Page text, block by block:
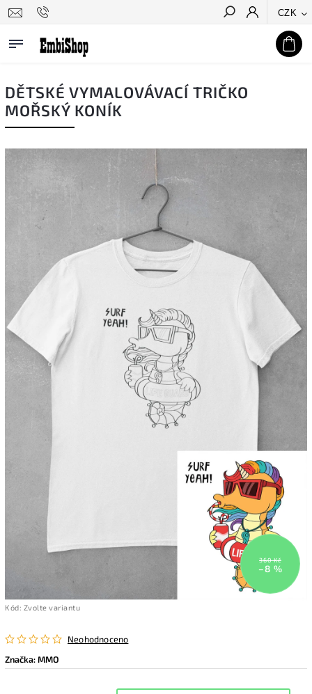
CZK
Hledat
DĚTSKÉ VYMALOVÁVACÍ TRIČKO
MOŘSKÝ KONÍK
360 Kč
–8 %
Kód: Zvolte variantu
Neohodnoceno
Značka:MMO